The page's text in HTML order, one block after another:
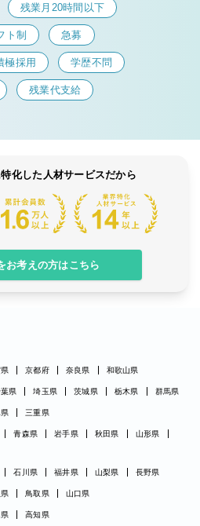
残業月20時間以下
ト制 急募
極採用 学歴不問
残業代支給
化した人材サービスだから
お考えの方はこちら
京都府 奈良県 和歌山県
県 埼玉県 茨城県 栃木県 群馬県
三重県
青森県 岩手県 秋田県
山形県
石川県 福井県 山梨県 長野県
鳥取県 山口県
高知県